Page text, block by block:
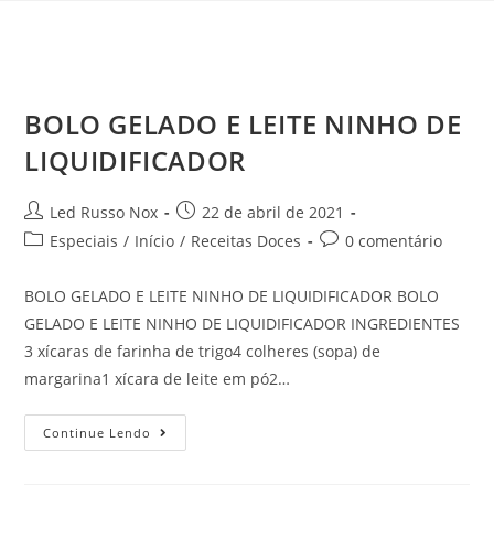
BOLO GELADO E LEITE NINHO DE
LIQUIDIFICADOR
Led Russo Nox
22 de abril de 2021
Especiais / Início / Receitas Doces 0 comentário
BOLO GELADO E LEITE NINHO DE LIQUIDIFICADOR BOLO
GELADO E LEITE NINHO DE LIQUIDIFICADOR INGREDIENTES
3 xícaras de farinha de trigo4 colheres (sopa) de
margarina1 xícara de leite em pó2…
Continue Lendo